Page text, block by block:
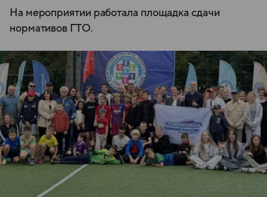
На мероприятии работала площадка сдачи
нормативов ГТО.